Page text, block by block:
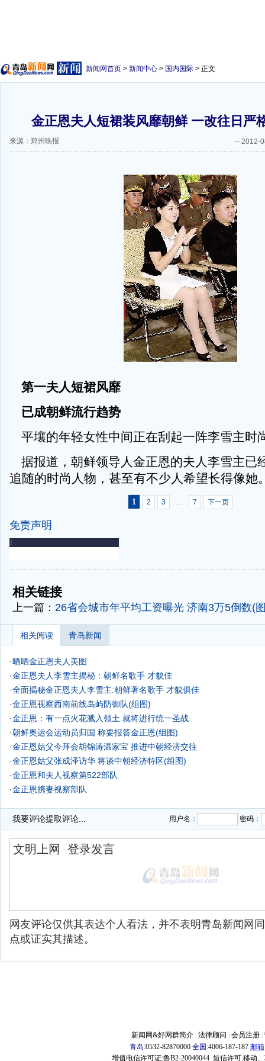
新闻网首页 > 新闻中心 > 国内国际 > 正文
金正恩夫人短裙装风靡朝鲜 一改往日严
来源：郑州晚报 -- 2012-
第一夫人短裙风靡
已成朝鲜流行趋势
平壤的年轻女性中间正在刮起一阵李雪主时
据报道，朝鲜领导人金正恩的夫人李雪主已
追随的时尚人物，甚至有不少人希望长得像她
1 2 3 ... 7 下一页
免责声明
-
相关链接
上一篇： 26省会城市年平均工资曝光 济南3万5倒数(
相关阅读 青岛新闻
·晒晒金正恩夫人美图
·金正恩夫人李雪主揭秘：朝鲜名歌手 才貌佳
·全面揭秘金正恩夫人李雪主:朝鲜著名歌手 才貌俱佳
·金正恩视察西南前线岛屿防御队(组图)
·金正恩：有一点火花溅入领土 就将进行统一圣战
·朝鲜奥运会运动员归国 称要报答金正恩(组图)
·金正恩姑父今拜会胡锦涛温家宝 推进中朝经济交往
·金正恩姑父张成泽访华 将谈中朝经济特区(组图)
·金正恩和夫人视察第522部队
·金正恩携妻视察部队
我要评论提取评论... 用户名： 密码：
网友评论仅供其表达个人看法，并不表明青岛新闻网
点或证实其描述。